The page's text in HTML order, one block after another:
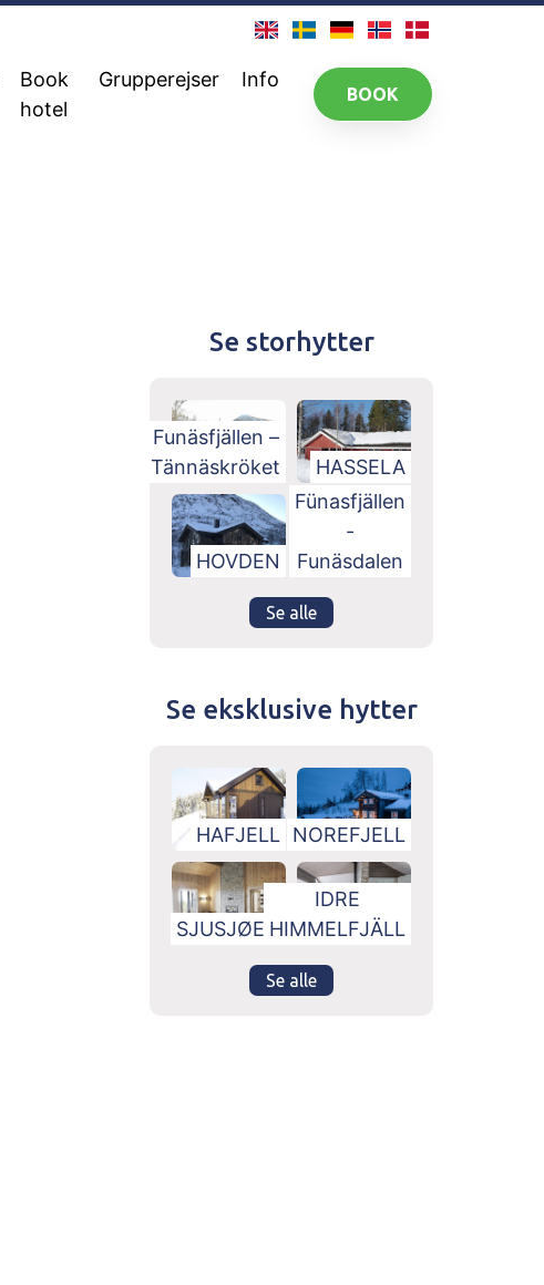
Book
hotel
Grupperejser Info
BOOK
Se storhytter
Funäsfjällen –
Tännäskröket
HASSELA
HOVDEN
Fünasfjällen
-
Funäsdalen
Se alle
Se eksklusive hytter
HAFJELL NOREFJELL
SJUSJØEN
IDRE
HIMMELFJÄLL
Se alle